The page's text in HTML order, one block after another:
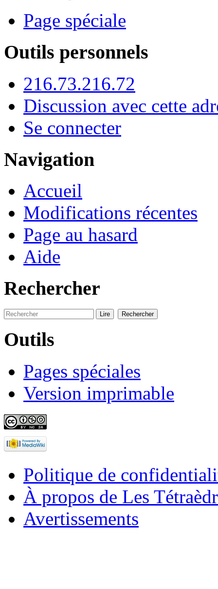
Page spéciale
Outils personnels
216.73.216.72
Discussion avec cette
Se connecter
Navigation
Accueil
Modifications récentes
Page au hasard
Aide
Rechercher
Outils
Pages spéciales
Version imprimable
Politique de
À propos de Les
Avertissements